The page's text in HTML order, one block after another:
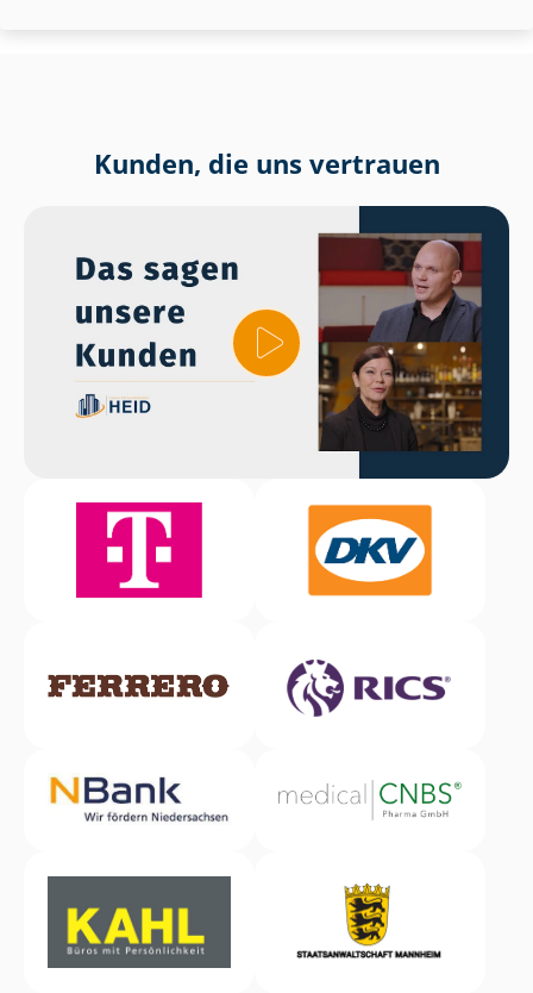
Kunden, die uns vertrauen